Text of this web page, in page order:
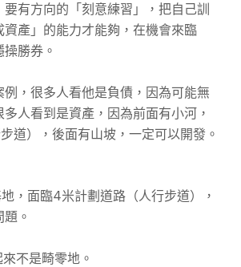
有方向的「刻意練習」，把自己訓
產」的能力才能夠，在機會來臨
勝券。
，很多人看他是負債，因為可能無
人看到是資產，因為前面有小河，
道），後面有山坡，一定可以開發。
，面臨4米計劃道路（人行步道），
。
不是畸零地。